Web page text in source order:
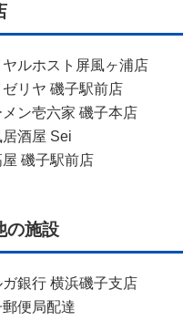
ヤルホスト屏風ヶ浦店
リヤ 磯子駅前店
メン壱六家 磯子本店
酒屋 Sei
屋 磯子駅前店
の施設
ガ銀行 横浜磯子支店
便局配達